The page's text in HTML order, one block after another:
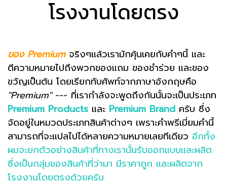
โรงงานโดยตรง
ของ Premiumจริงๆแล้วเรามักคุ้นเคยกับคำๆนี้ และ
ตีความหมายไปถึงพวกของแถม ของชำร่วย และของ
ขวัญเป็นต้น โดยเรียกทับศัพท์จากภาษาอังกฤษคือ
"Premium"--- ที่เรากำลังจะพูดถึงกันนั้นจะเป็นประเภท
Premium Products และ Premium Brand ครับ ซึ่ง
จัดอยู่ในหมวดประเภทสินค้าต่างๆ เพราะคำพรีเมี่ยมคำนี้
สามารถที่จะแปลไปได้หลายความหมายเลยทีเดียว อีกทั้ง
ผมจะยกตัวอย่างสินค้าที่ทางเรานั้นรับออกแบบและผลิต
ซึ่งเป็นกลุ่มของสินค้าที่ว่ามา มีราคาถูก และผลิตจาก
โรงงานโดยตรงด้วยครับ